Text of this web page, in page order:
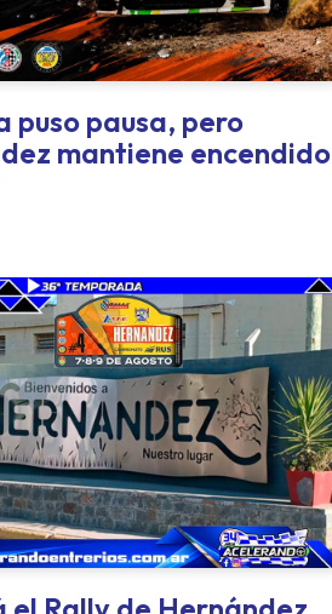
puso pausa, pero
mantiene encendido